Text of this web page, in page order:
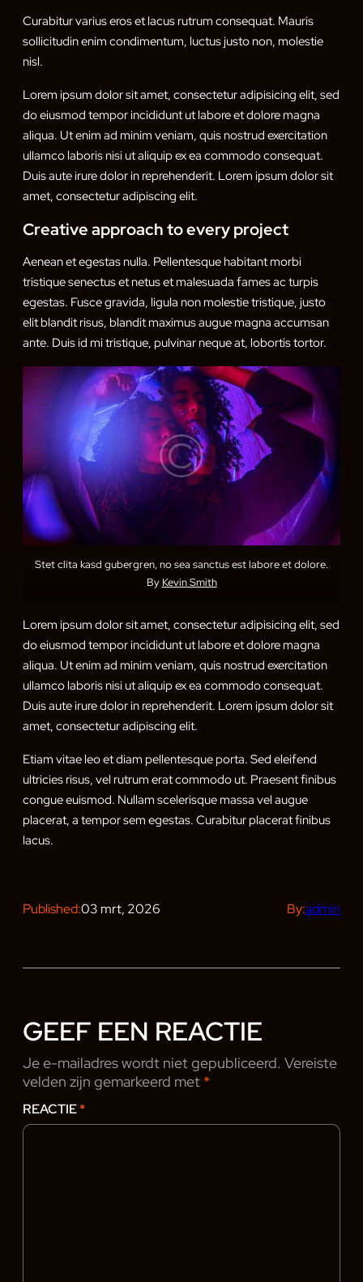
Curabitur varius eros et lacus rutrum consequat. Mauris
sollicitudin enim condimentum, luctus justo non, molestie
nisl.
Lorem ipsum dolor sit amet, consectetur adipisicing elit, sed
do eiusmod tempor incididunt ut labore et dolore magna
aliqua. Ut enim ad minim veniam, quis nostrud exercitation
ullamco laboris nisi ut aliquip ex ea commodo consequat.
Duis aute irure dolor in reprehenderit. Lorem ipsum dolor sit
amet, consectetur adipiscing elit.
Creative approach to every project
Aenean et egestas nulla. Pellentesque habitant morbi
tristique senectus et netus et malesuada fames ac turpis
egestas. Fusce gravida, ligula non molestie tristique, justo
elit blandit risus, blandit maximus augue magna accumsan
ante. Duis id mi tristique, pulvinar neque at, lobortis tortor.
Stet clita kasd gubergren, no sea sanctus est labore et dolore.
By Kevin Smith
Lorem ipsum dolor sit amet, consectetur adipisicing elit, sed
do eiusmod tempor incididunt ut labore et dolore magna
aliqua. Ut enim ad minim veniam, quis nostrud exercitation
ullamco laboris nisi ut aliquip ex ea commodo consequat.
Duis aute irure dolor in reprehenderit. Lorem ipsum dolor sit
amet, consectetur adipiscing elit.
Etiam vitae leo et diam pellentesque porta. Sed eleifend
ultricies risus, vel rutrum erat commodo ut. Praesent finibus
congue euismod. Nullam scelerisque massa vel augue
placerat, a tempor sem egestas. Curabitur placerat finibus
lacus.
Published:03 mrt, 2026 By:admin
GEEF EEN REACTIE
Je e-mailadres wordt niet gepubliceerd. Vereiste
velden zijn gemarkeerd met *
REACTIE*